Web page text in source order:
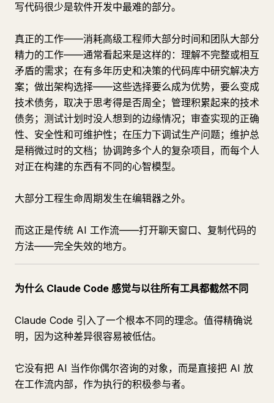
写代码很少是软件开发中最难的部分。
真正的工作——消耗高级工程师大部分时间和团队大部分
精力的工作——通常看起来是这样的：理解不完整或相互
矛盾的需求；在有多年历史和决策的代码库中研究解决方
案；做出架构选择——这些选择要么成为优势，要么变成
技术债务，取决于思考得是否周全；管理积累起来的技术
债务；测试计划时没人想到的边缘情况；审查实现的正确
性、安全性和可维护性；在压力下调试生产问题；维护总
是稍微过时的文档；协调跨多个人的复杂项目，而每个人
对正在构建的东西有不同的心智模型。
大部分工程生命周期发生在编辑器之外。
而这正是传统 AI 工作流——打开聊天窗口、复制代码的
方法——完全失效的地方。
为什么 Claude Code 感觉与以往所有工具都截然不同
Claude Code 引入了一个根本不同的理念。值得精确说
明，因为这种差异很容易被低估。
它没有把 AI 当作你偶尔咨询的对象，而是直接把 AI 放
在工作流内部，作为执行的积极参与者。